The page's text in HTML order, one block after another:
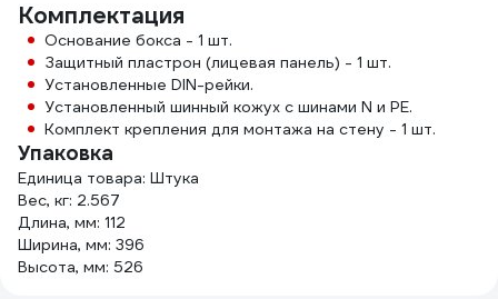
Комплектация
Основание бокса - 1 шт.
Защитный пластрон (лицевая панель) - 1 шт.
Установленные DIN-рейки.
Установленный шинный кожух с шинами N и PE.
Комплект крепления для монтажа на стену - 1 шт.
Упаковка
Единица товара: Штука
Вес, кг: 2.567
Длина, мм: 112
Ширина, мм: 396
Высота, мм: 526